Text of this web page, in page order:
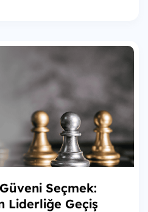
Seçmek:
Liderliğe Geçiş